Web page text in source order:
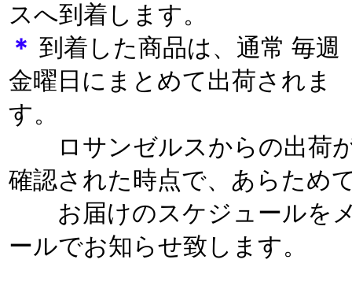
スへ到着します。
＊ 到着した商品は、通常 毎週
金曜日にまとめて出荷されま
す。
ロサンゼルスからの出荷
確認された時点で、あらため
お届けのスケジュールを
ールでお知らせ致します。